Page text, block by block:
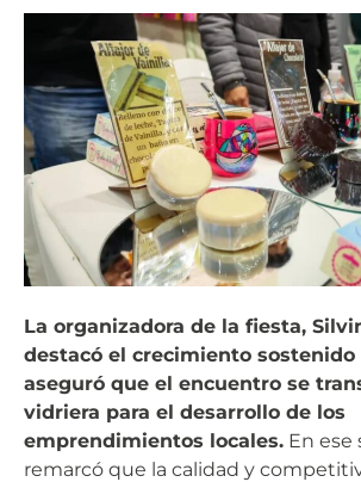
La organizadora de la fiesta,
destacó el crecimiento
aseguró que el encuentro se
vidriera para el desarrollo de los
emprendimientos locales. En ese
remarcó que la calidad y